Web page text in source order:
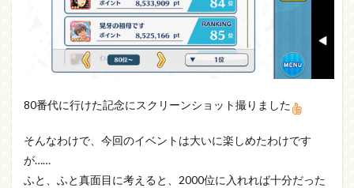
80番代に行けた記念にスクリーンショット撮りました
そんなわけで、今回のイベントは大いに楽しめたわけです
が……
ふと、ふと真面目に考えると、2000位に入れれば十分だった